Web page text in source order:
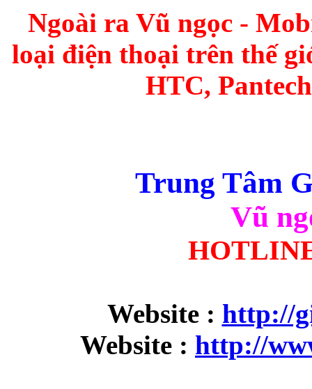
Ngoài ra Vũ ngọc -
loại điện thoại trên thế
HTC,
Trung Tâm
Vũ
Website : http://
Website : http://